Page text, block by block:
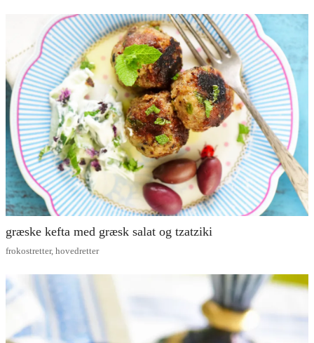
græske kefta med græsk salat og tzatziki
frokostretter, hovedretter